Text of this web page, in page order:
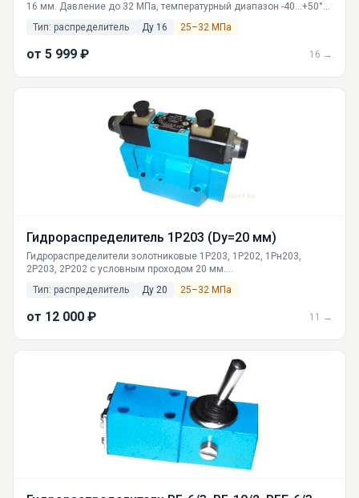
16 мм. Давление до 32 МПа, температурный диапазон -40...+50°C.
Всегда в наличии на складе в Екатеринбурге.
Тип: распределитель Ду 16 25–32 МПа
от 5 999 ₽ 16 →
Гидрораспределитель 1Р203 (Dy=20 мм)
Гидрораспределители золотниковые 1Р203, 1Р202, 1Рн203,
2Р203, 2Р202 с условным проходом 20 мм.
давление до 32 МПа. Доставка по всей России. Производство
Тип: распределитель Ду 20 25–32 МПа
от 12 000 ₽ 11 →